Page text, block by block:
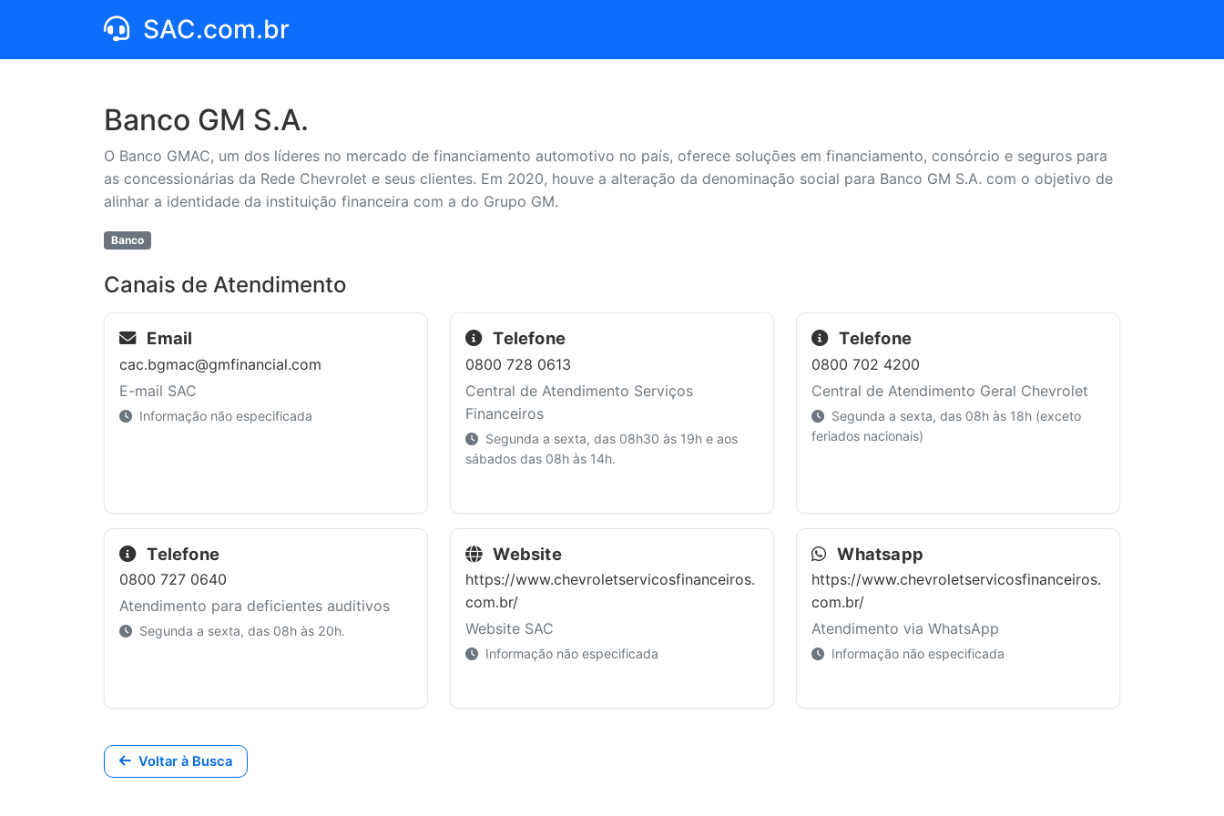
SAC.com.br
Banco GM S.A.
O Banco GMAC, um dos líderes no mercado de financiamento automotivo no país, oferece soluções em financiamento, consórcio e seguros para
as concessionárias da Rede Chevrolet e seus clientes. Em 2020, houve a alteração da denominação social para Banco GM S.A. com o objetivo de
alinhar a identidade da instituição financeira com a do Grupo GM.
Banco
Canais de Atendimento
Email
cac.bgmac@gmfinancial.com
E-mail SAC
Informação não especificada
Telefone
0800 728 0613
Central de Atendimento Serviços
Financeiros
Segunda a sexta, das 08h30 às 19h e aos
sábados das 08h às 14h.
Telefone
0800 702 4200
Central de Atendimento Geral Chevrolet
Segunda a sexta, das 08h às 18h (exceto
feriados nacionais)
Telefone
0800 727 0640
Atendimento para deficientes auditivos
Segunda a sexta, das 08h às 20h.
Website
https://www.chevroletservicosfinanceiros.
com.br/
Website SAC
Informação não especificada
Whatsapp
https://www.chevroletservicosfinanceiros.
com.br/
Atendimento via WhatsApp
Informação não especificada
Voltar à Busca